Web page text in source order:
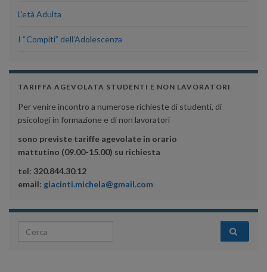
L’età Adulta
I “Compiti” dell’Adolescenza
TARIFFA AGEVOLATA STUDENTI E NON LAVORATORI
Per venire incontro a numerose richieste di studenti, di
psicologi in formazione e di non lavoratori
sono previste tariffe agevolate in orario
mattutino (09.00-15.00) su richiesta
tel: 320.844.30.12
email: giacinti.michela@gmail.com
Search for: